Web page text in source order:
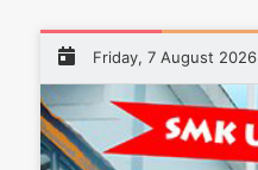
Friday, 7 August 2026